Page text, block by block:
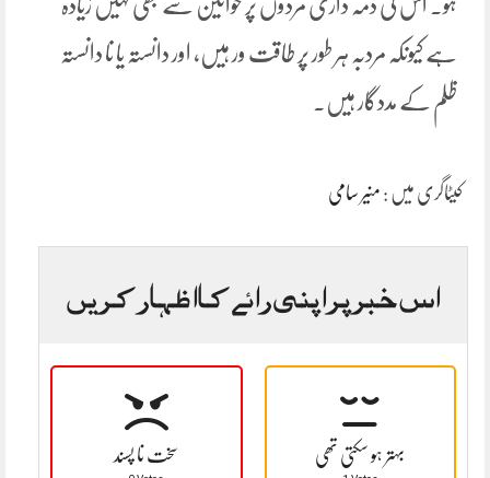
ہو۔ اس کی ذمہ داری مردوں پر خواتین سے بھی کہیں زیادہ
ہے کیونکہ مردبہ ہر طور پر طاقت ور ہیں، اور دانستہ یا نا دانستہ
ظلم کے مددگار ہیں۔
کیٹاگری میں : منیر سامی
اس خبر پر اپنی رائے کا اظہار کریں
سخت نا پسند بہتر ہو سکتی تھی